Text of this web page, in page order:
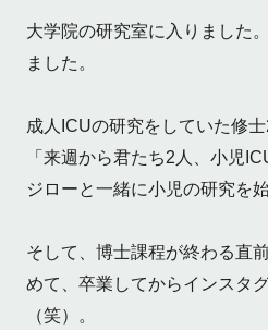
大学院の研究室に入りました
ました。
成人ICUの研究をしていた修
「来週から君たち2人、小児
ジローと一緒に小児の研究を
そして、博士課程が終わる直
めて、卒業してからインスタ
（笑）。